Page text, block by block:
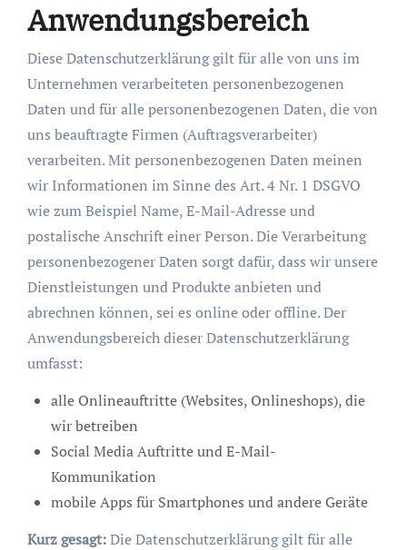
Anwendungsbereich
Diese Datenschutzerklärung gilt für alle von uns im
Unternehmen verarbeiteten personenbezogenen
Daten und für alle personenbezogenen Daten, die von
uns beauftragte Firmen (Auftragsverarbeiter)
verarbeiten. Mit personenbezogenen Daten meinen
wir Informationen im Sinne des Art. 4 Nr. 1 DSGVO
wie zum Beispiel Name, E-Mail-Adresse und
postalische Anschrift einer Person. Die Verarbeitung
personenbezogener Daten sorgt dafür, dass wir unsere
Dienstleistungen und Produkte anbieten und
abrechnen können, sei es online oder offline. Der
Anwendungsbereich dieser Datenschutzerklärung
umfasst:
alle Onlineauftritte (Websites, Onlineshops), die
wir betreiben
Social Media Auftritte und E-Mail-
Kommunikation
mobile Apps für Smartphones und andere Geräte
Kurz gesagt:Die Datenschutzerklärung gilt für alle